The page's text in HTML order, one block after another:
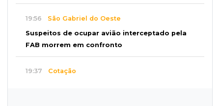
19:56 São Gabriel do Oeste
Suspeitos de ocupar avião interceptado pela
FAB morrem em confronto
19:37 Cotação